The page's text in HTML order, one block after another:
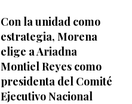
Con la unidad como
estrategia, Morena
elige a Ariadna
Montiel Reyes como
presidenta del Comité
Ejecutivo Nacional